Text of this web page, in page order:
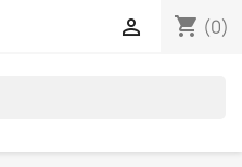
shopping_cart (0)
